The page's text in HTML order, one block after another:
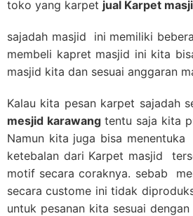
toko yang karpet jual Karpet
sajadah masjid ini memiliki
membeli kapret masjid ini kita
masjid kita dan sesuai anggaran
Kalau kita pesan karpet sajadah
mesjid karawang tentu saja kita
Namun kita juga bisa
ketebalan dari Karpet masjid
motif secara coraknya. sebab
secara custome ini tidak
untuk pesanan kita sesuai